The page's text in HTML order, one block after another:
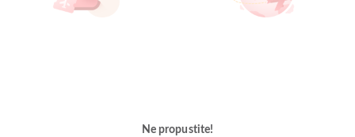
Ne propustite!